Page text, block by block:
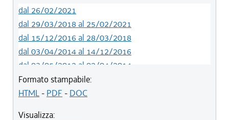
dal 26/02/2021
dal 29/03/2018 al 25/02/2021
dal 15/12/2016 al 28/03/2018
dal 03/04/2014 al 14/12/2016
dal 03/05/2012 al 02/04/2014
dal 23/06/2011 al 02/05/2012
dal 07/04/2011 al 22/06/2011
Formato stampabile:
HTML- PDF - DOC
Visualizza: